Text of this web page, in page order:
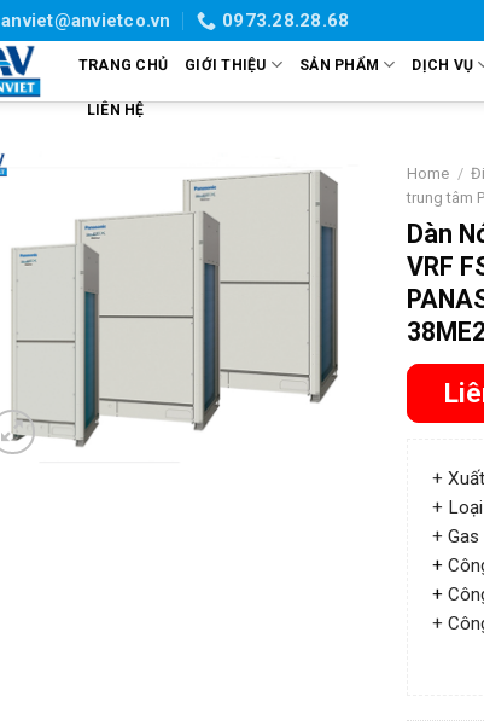
anviet@anvietco.vn 0973.28.28.68
TRANG CHỦ GIỚI THIỆU SẢN PHẨM DỊCH VỤ
LIÊN HỆ
Home /
trung tâm
Dàn
VRF
+
+
+
+
+
+